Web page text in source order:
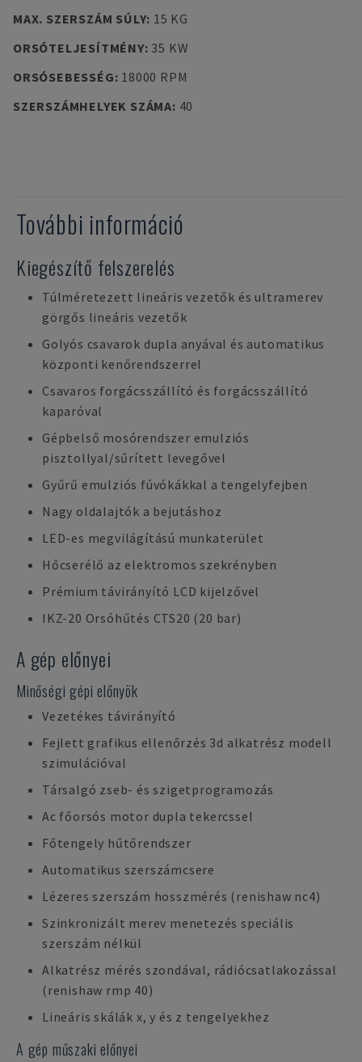
MAX. SZERSZÁM SÚLY: 15 KG
ORSÓTELJESÍTMÉNY: 35 KW
ORSÓSEBESSÉG: 18000 RPM
SZERSZÁMHELYEK SZÁMA: 40
További információ
Kiegészítő felszerelés
Túlméretezett lineáris vezetők és ultramerev
görgős lineáris vezetők
Golyós csavarok dupla anyával és automatikus
központi kenőrendszerrel
Csavaros forgácsszállító és forgácsszállító
kaparóval
Gépbelső mosórendszer emulziós
pisztollyal/sűrített levegővel
Gyűrű emulziós fúvókákkal a tengelyfejben
Nagy oldalajtók a bejutáshoz
LED-es megvilágítású munkaterület
Hőcserélő az elektromos szekrényben
Prémium távirányító LCD kijelzővel
IKZ-20 Orsóhűtés CTS20 (20 bar)
A gép előnyei
Minőségi gépi előnyök
Vezetékes távirányító
Fejlett grafikus ellenőrzés 3d alkatrész modell
szimulációval
Társalgó zseb- és szigetprogramozás
Ac főorsós motor dupla tekercssel
Főtengely hűtőrendszer
Automatikus szerszámcsere
Lézeres szerszám hosszmérés (renishaw nc4)
Szinkronizált merev menetezés speciális
szerszám nélkül
Alkatrész mérés szondával, rádiócsatlakozással
(renishaw rmp 40)
Lineáris skálák x, y és z tengelyekhez
A gép műszaki előnyei